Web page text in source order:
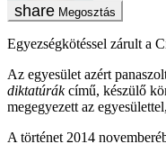
Megosztás
Egyezségkötéssel zárult a
Az egyesület azért
diktatúrákcímű, készülő
megegyezett az
A történet 2014